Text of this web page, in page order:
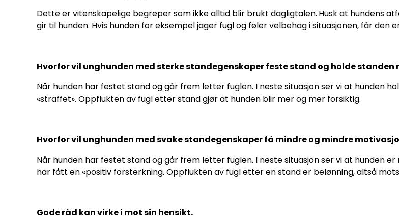
Dette er vitenskapelige begreper som ikke alltid blir brukt dagligtalen. Husk at hundens
gir til hunden. Hvis hunden for eksempel jager fugl og føler velbehag i situasjonen, får
Hvorfor vil unghunden med sterke standegenskaper feste stand og holde standen
Når hunden har festet stand og går frem letter fuglen. I neste situasjon ser vi at hunden
«straffet». Oppflukten av fugl etter stand gjør at hunden blir mer og mer forsiktig.
Hvorfor vil unghunden med svake standegenskaper få mindre og mindre
Når hunden har festet stand og går frem letter fuglen. I neste situasjon ser vi at hunden
har fått en «positiv forsterkning. Oppflukten av fugl etter en stand er belønning, altså
Gode råd kan virke i mot sin hensikt.